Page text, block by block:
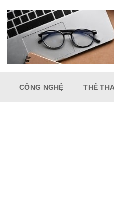
CÔNG NGHỆ THỂ